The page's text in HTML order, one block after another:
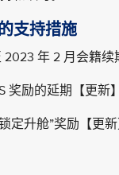
支持措施
2023 年 2 月会籍续
奖励的延期【更新】
定升舱”奖励【更新